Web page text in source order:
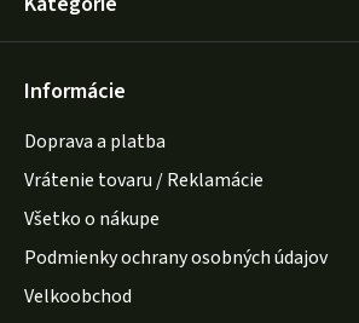
Informácie
Doprava a platba
Vrátenie tovaru / Reklamácie
Všetko o nákupe
Podmienky ochrany osobných údajov
Velkoobchod